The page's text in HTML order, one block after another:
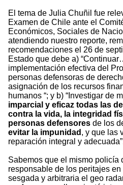
El tema de Julia Chuñil fue
Examen de Chile ante el
Económicos, Sociales de
atendiendo nuestro reporte,
recomendaciones el 26 de
Estado que debe a)
implementación efectiva del
personas defensoras de
asignación de los recursos
humanos “; y b) “Investigar de
imparcial y eficaz todas las
contra la vida, la integridad
personas defensores de los
evitar la impunidad , y que las
reparación integral y
Sabemos que el mismo policía
responsable de los peritajes
sesgada y arbitraria el geo